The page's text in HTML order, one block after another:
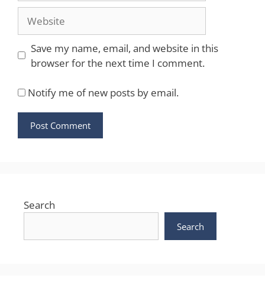
Website
Save my name, email, and website in this
browser for the next time I comment.
Notify me of new posts by email.
Search
Search